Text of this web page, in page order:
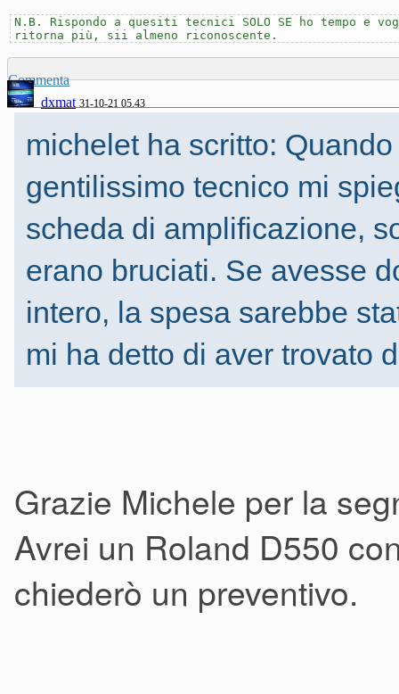
molto reattiva. I controlli
ergonomicamente facili da
tastiera è spettacolare, si
l'arpeggiatore (che peraltro
meglio).
Come limite (relativo) ci
quali salvare le patches
e se sia possibile inviare
bank change.
Come sintetizzatore, RK-
Grazie all'Editor è possibile
impostare su Monofonico,
spessore. La disponibilità in
patches, una parte dedicata
N.B. Rispondo a quesiti tecnici SOLO SE ho tempo e
ritorna più, sii almeno riconoscente.
Commenta
dxmat 31-10-21 05.43
michelet ha scritto:
gentilissimo tecnico mi
scheda di amplificazione,
erano bruciati. Se avesse
intero, la spesa sarebbe
mi ha detto di aver trovato
Grazie Michele per la
Avrei un Roland D550
chiederò un preventivo.